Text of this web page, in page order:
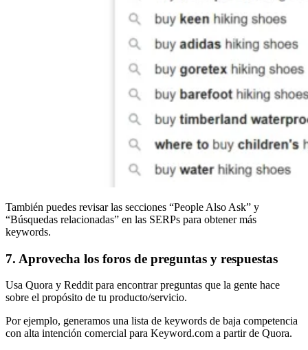
También puedes revisar las secciones “People Also Ask” y
“Búsquedas relacionadas” en las SERPs para obtener más
keywords.
7. Aprovecha los foros de preguntas y respuestas
Usa Quora y Reddit para encontrar preguntas que la gente hace
sobre el propósito de tu producto/servicio.
Por ejemplo, generamos una lista de keywords de baja competencia
con alta intención comercial para Keyword.com a partir de Quora.